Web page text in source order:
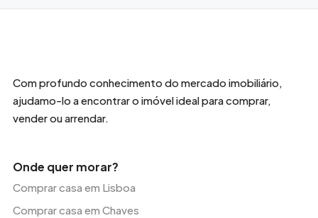
Com profundo conhecimento do mercado imobiliário,
ajudamo-lo a encontrar o imóvel ideal para comprar,
vender ou arrendar.
Onde quer morar?
Comprar casa em Lisboa
Comprar casa em Chaves